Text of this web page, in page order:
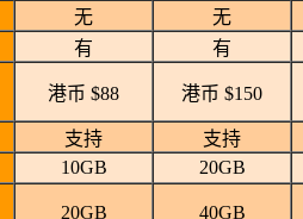
无 无
有 有
港币 $88 港币 $150
支持 支持
10GB 20GB
20GB 40GB